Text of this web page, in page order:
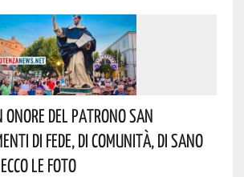
Del Patrono San
Di Fede, Di Comunità, Di Sano
Le Foto